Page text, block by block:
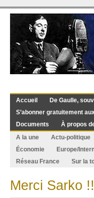
Accueil De Gaulle,
S’abonner gratuitement
Documents
À propos
A la une
Actu-politique
Économie
Europe/
Réseau France
Sur la
Merci Sarko